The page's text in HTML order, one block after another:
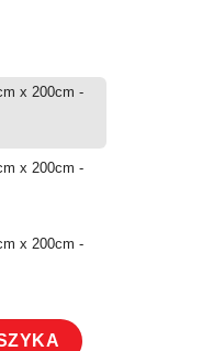
x 200cm -
x 200cm -
x 200cm -